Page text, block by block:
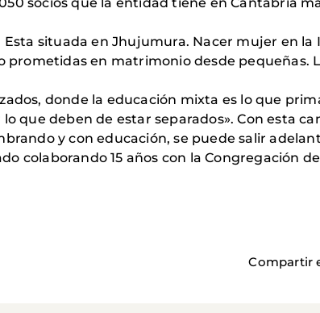
situada en Jhujumura. Nacer mujer en la
prometidas en matrimonio desde pequeñas.
donde la educación mixta es lo que
que deben de estar separados». Con esta
y con educación, se puede salir
colaborando 15 años con la Congregación
Compartir